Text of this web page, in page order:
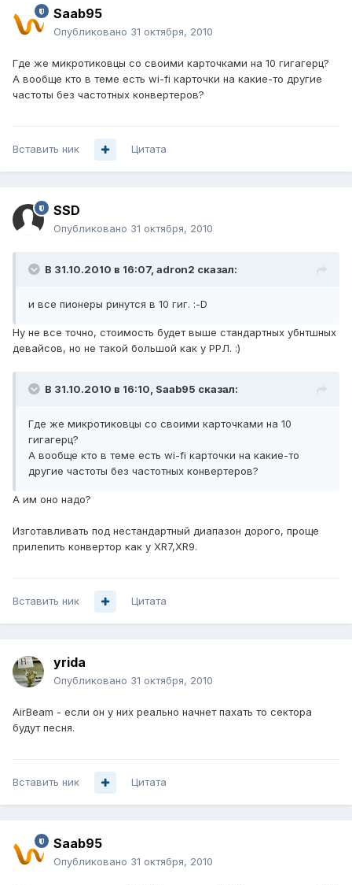
Saab95
Опубликовано 31 октября, 2010
Где же микротиковцы со своими карточками на 10 гигагерц?
А вообще кто в теме есть wi-fi карточки на какие-то другие
частоты без частотных конвертеров?
Вставить ник Цитата
SSD
Опубликовано 31 октября, 2010
В 31.10.2010 в 16:07, adron2 сказал:
и все пионеры ринутся в 10 гиг. :-D
Ну не все точно, стоимость будет выше стандартных убнтшных
девайсов, но не такой большой как у РРЛ. :)
В 31.10.2010 в 16:10, Saab95 сказал:
Где же микротиковцы со своими карточками на 10
гигагерц?
А вообще кто в теме есть wi-fi карточки на какие-то
другие частоты без частотных конвертеров?
А им оно надо?
Изготавливать под нестандартный диапазон дорого, проще
прилепить конвертор как у XR7,XR9.
Вставить ник Цитата
yrida
Опубликовано 31 октября, 2010
AirBeam - если он у них реально начнет пахать то сектора
будут песня.
Вставить ник Цитата
Saab95
Опубликовано 31 октября, 2010